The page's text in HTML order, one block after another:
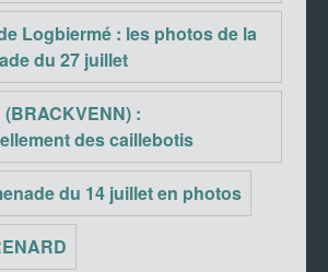
Logbiermé : les photos de la
du 27 juillet
(BRACKVENN) :
des caillebotis
du 14 juillet en photos